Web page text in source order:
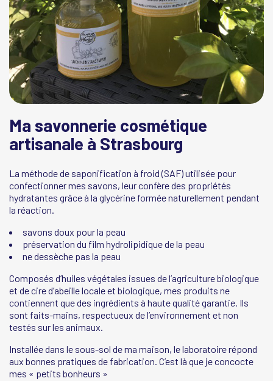
Ma savonnerie cosmétique
artisanale à Strasbourg
La méthode de saponification à froid (SAF) utilisée pour
confectionner mes savons, leur confère des propriétés
hydratantes grâce à la glycérine formée naturellement pendant
la réaction.
savons doux pour la peau
préservation du film hydrolipidique de la peau
ne dessèche pas la peau
Composés d’huiles végétales issues de l’agriculture biologique
et de cire d’abeille locale et biologique, mes produits ne
contiennent que des ingrédients à haute qualité garantie. Ils
sont faits-mains, respectueux de l’environnement et non
testés sur les animaux.
Installée dans le sous-sol de ma maison, le laboratoire répond
aux bonnes pratiques de fabrication. C’est là que je concocte
mes « petits bonheurs »